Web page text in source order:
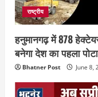
राष्ट्रीय
हनुमानगढ़ में 878
बनेगा देश का पहला
Bhatner Post June 8,